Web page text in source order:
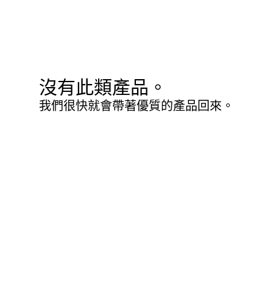
沒有此類產品。
我們很快就會帶著優質的產品回來。